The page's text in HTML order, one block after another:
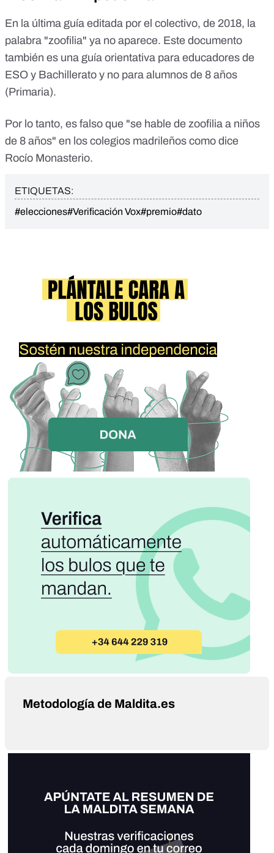
En la última guía editada por el colectivo, de 2018, la
palabra "zoofilia" ya no aparece. Este documento
también es una guía orientativa para educadores de
ESO y Bachillerato y no para alumnos de 8 años
(Primaria).
Por lo tanto, es falso que "se hable de zoofilia a niños
de 8 años" en los colegios madrileños como dice
Rocío Monasterio.
ETIQUETAS:
#elecciones#Verificación Vox#premio#dato
Metodología de Maldita.es